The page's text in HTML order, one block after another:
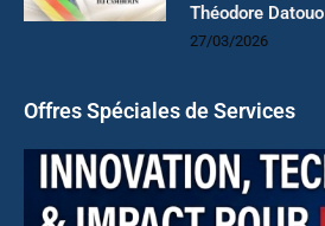
Théodore Datouo
27/03/2026
Offres Spéciales de Services